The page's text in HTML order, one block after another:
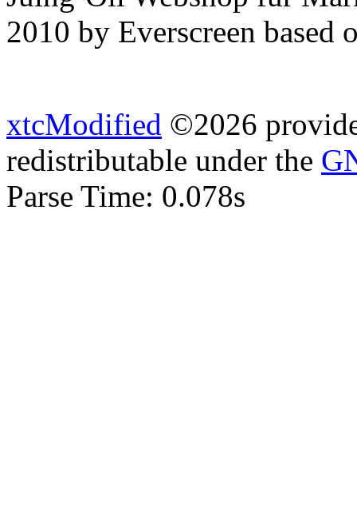
2010 by Everscreen
xtcModified ©2026
redistributable under the
Parse Time: 0.078s